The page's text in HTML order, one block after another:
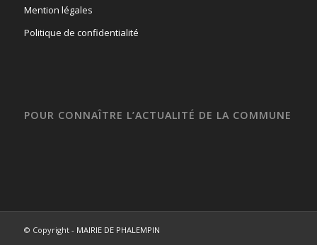
Mention légales
Politique de confidentialité
POUR CONNAÎTRE L’ACTUALITÉ DE LA COMMUNE
© Copyright - MAIRIE DE PHALEMPIN